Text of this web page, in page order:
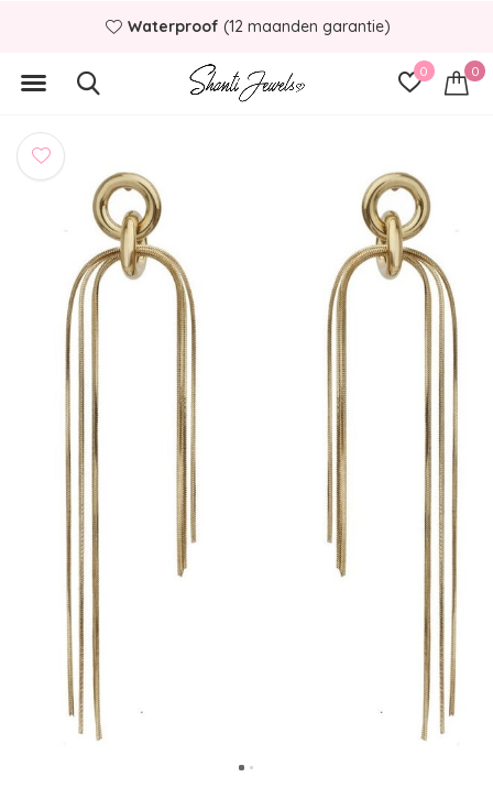
0 0
Waterproof (12 maanden garantie)